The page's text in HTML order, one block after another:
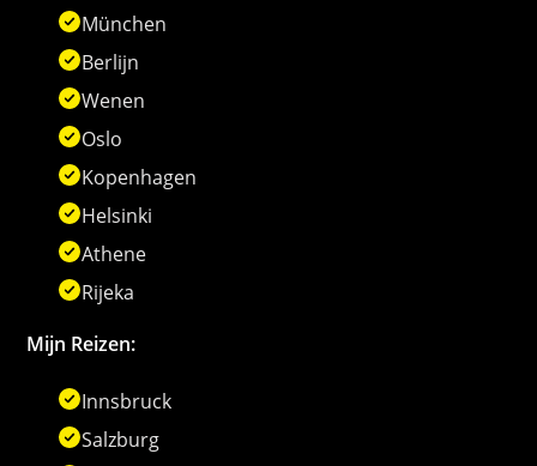
München
Berlijn
Wenen
Oslo
Kopenhagen
Helsinki
Athene
Rijeka
Mijn Reizen:
Innsbruck
Salzburg